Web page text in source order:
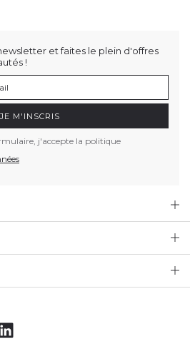
et faites le plein d'offres
!
JE M'INSCRIS
j'accepte la politique